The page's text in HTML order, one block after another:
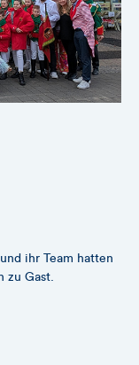
ihr Team hatten
zu Gast.